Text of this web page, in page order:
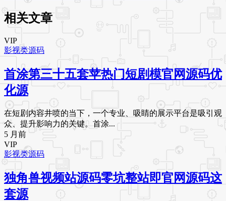
相关文章
VIP
影视类源码
首涂第三十五套苹热门短剧模官网源码优
化源
在短剧内容井喷的当下，一个专业、吸睛的展示平台是吸引观
众、提升影响力的关键。首涂...
5 月前
VIP
影视类源码
独角兽视频站源码零坑整站即官网源码这
套源